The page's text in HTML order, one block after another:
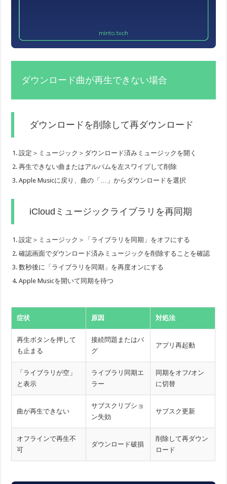
ダウンロード曲が再生できない場合
ダウンロードを削除して再ダウンロード
設定＞ミュージック＞ダウンロード済みミュージックを開く
再生できない曲またはアルバムを左スワイプして削除
Apple Musicに戻り、曲の「…」からダウンロードを選択
iCloudミュージックライブラリを再同期
設定＞ミュージック＞「ライブラリを同期」をオフにする
確認画面でダウンロード済みミュージックを削除することを確認
数秒後に「ライブラリを同期」を再度オンにする
Apple Musicを開いて同期を待つ
症状 原因 対処法
再生ボタンを押して
も止まる
接続問題またはバ
グ
アプリ再起動
「ライブラリが空」
と表示
ライブラリ同期エ
ラー
同期をオフ/オン
に切替
曲が再生できない
サブスクリプショ
ン失効
サブスク更新
オフラインで再生不
可
ダウンロード破損
削除して再ダウン
ロード